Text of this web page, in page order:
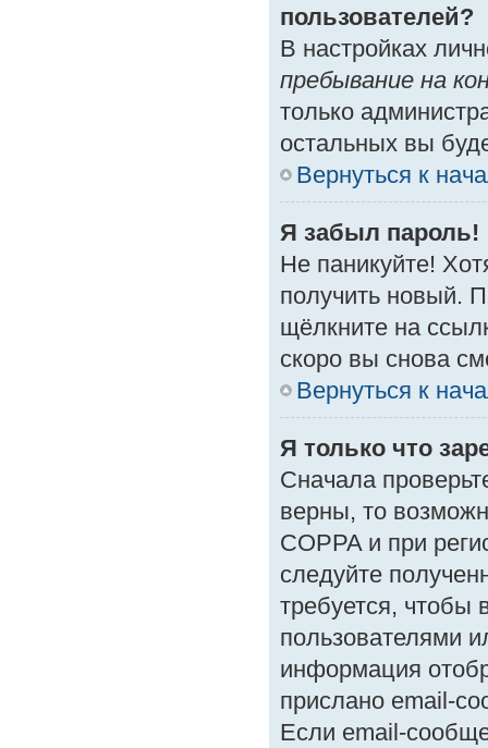
пользователей?
В настройках
пребывание на
только
остальных вы
Вернуться к
Я забыл пароль!
Не паникуйте!
получить новый.
щёлкните на
скоро вы снова
Вернуться к
Я только что
Сначала
верны, то
COPPA и при
следуйте
требуется, чтобы
пользователями
информация
прислано email-
Если email-